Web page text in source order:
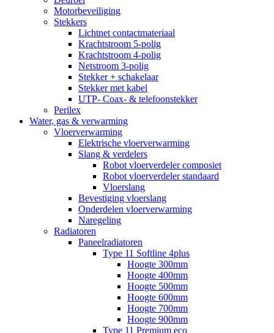
Motorbeveiliging
Stekkers
Lichtnet contactmateriaal
Krachtstroom 5-polig
Krachtstroom 4-polig
Netstroom 3-polig
Stekker + schakelaar
Stekker met kabel
UTP- Coax- & telefoonstekker
Perilex
Water, gas & verwarming
Vloerverwarming
Elektrische vloerverwarming
Slang & verdelers
Robot vloerverdeler composiet
Robot vloerverdeler standaard
Vloerslang
Bevestiging vloerslang
Onderdelen vloerverwarming
Naregeling
Radiatoren
Paneelradiatoren
Type 11 Softline 4plus
Hoogte 300mm
Hoogte 400mm
Hoogte 500mm
Hoogte 600mm
Hoogte 700mm
Hoogte 900mm
Type 11 Premium eco